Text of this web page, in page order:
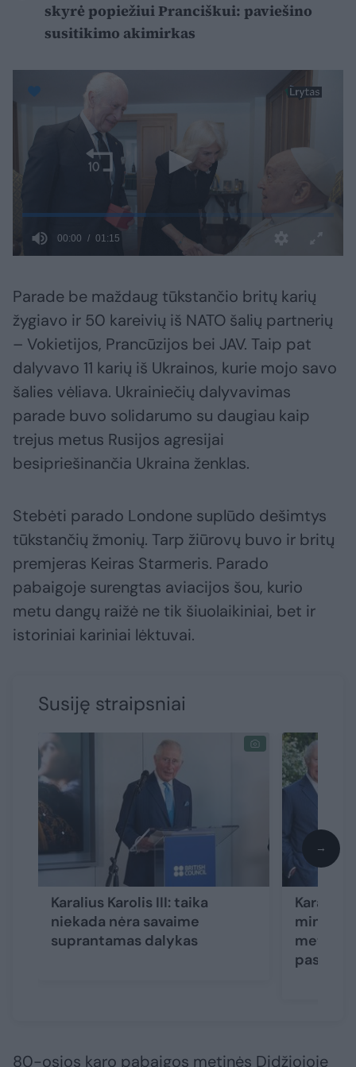
skyrė popiežiui Pranciškui: paviešino
susitikimo akimirkas
Parade be maždaug tūkstančio britų karių
žygiavo ir 50 kareivių iš NATO šalių partnerių
– Vokietijos, Prancūzijos bei JAV. Taip pat
dalyvavo 11 karių iš Ukrainos, kurie mojo savo
šalies vėliava. Ukrainiečių dalyvavimas
parade buvo solidarumo su daugiau kaip
trejus metus Rusijos agresijai
besipriešinančia Ukraina ženklas.
Stebėti parado Londone suplūdo dešimtys
tūkstančių žmonių. Tarp žiūrovų buvo ir britų
premjeras Keiras Starmeris. Parado
pabaigoje surengtas aviacijos šou, kurio
metu dangų raižė ne tik šiuolaikiniai, bet ir
istoriniai kariniai lėktuvai.
Susiję straipsniai
Karalius Karolis III: taika
niekada nėra savaime
suprantamas dalykas
Karalius
mini
→
80-osios karo pabaigos metinės Didžiojoje